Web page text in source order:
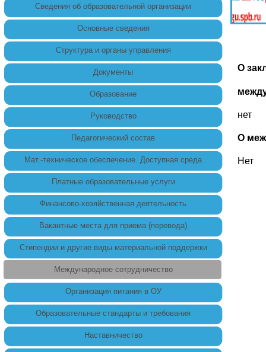
Сведения об образовательной организации
Основные сведения
Структура и органы управления
Документы
Образование
Руководство
Педагогический состав
Мат.-техническое обеспечение. Доступная среда
Платные образовательные услуги
Финансово-хозяйственная деятельность
Вакантные места для приема (перевода)
Стипендии и другие виды материальной поддержки
Международное сотрудничество
Организация питания в ОУ
Образовательные стандарты и требования
Наставничество
О
нет
О
Нет